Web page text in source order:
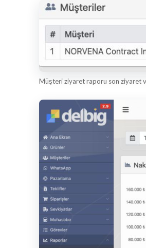
Müşteri ziyaret raporu son ziyaret